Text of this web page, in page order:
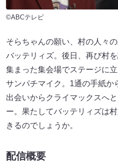
©ABCテレビ
そらちゃんの願い、村の人々
バッテリィズ。後日、再び村
集まった集会場でステージに
サンパチマイク。1通の手紙か
出会いからクライマックスへ
ー。果たしてバッテリィズは
きるのでしょうか。
配信概要